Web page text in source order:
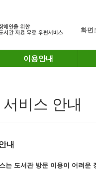
화면
이용안내
비스 안내
내
는 도서관 방문 이용이 어려운